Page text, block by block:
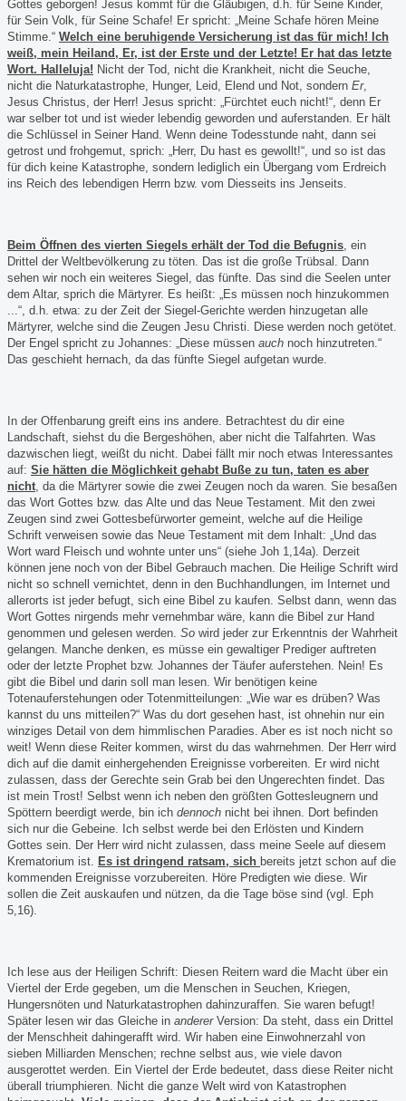
Gottes geborgen! Jesus kommt für die Gläubigen, d.h. für Seine Kinder,
für Sein Volk, für Seine Schafe! Er spricht: „Meine Schafe hören Meine
Stimme.“ Welch eine beruhigende Versicherung ist das für mich! Ich
weiß, mein Heiland, Er, ist der Erste und der Letzte! Er hat das letzte
Wort. Halleluja! Nicht der Tod, nicht die Krankheit, nicht die Seuche,
nicht die Naturkatastrophe, Hunger, Leid, Elend und Not, sondern Er,
Jesus Christus, der Herr! Jesus spricht: „Fürchtet euch nicht!“, denn Er
war selber tot und ist wieder lebendig geworden und auferstanden. Er hält
die Schlüssel in Seiner Hand. Wenn deine Todesstunde naht, dann sei
getrost und frohgemut, sprich: „Herr, Du hast es gewollt!“, und so ist das
für dich keine Katastrophe, sondern lediglich ein Übergang vom Erdreich
ins Reich des lebendigen Herrn bzw. vom Diesseits ins Jenseits.
Beim Öffnen des vierten Siegels erhält der Tod die Befugnis , ein
Drittel der Weltbevölkerung zu töten. Das ist die große Trübsal. Dann
sehen wir noch ein weiteres Siegel, das fünfte. Das sind die Seelen unter
dem Altar, sprich die Märtyrer. Es heißt: „Es müssen noch hinzukommen
...“, d.h. etwa: zu der Zeit der Siegel-Gerichte werden hinzugetan alle
Märtyrer, welche sind die Zeugen Jesu Christi. Diese werden noch getötet.
Der Engel spricht zu Johannes: „Diese müssen auch noch hinzutreten.“
Das geschieht hernach, da das fünfte Siegel aufgetan wurde.
In der Offenbarung greift eins ins andere. Betrachtest du dir eine
Landschaft, siehst du die Bergeshöhen, aber nicht die Talfahrten. Was
dazwischen liegt, weißt du nicht. Dabei fällt mir noch etwas Interessantes
auf: Sie hätten die Möglichkeit gehabt Buße zu tun, taten es aber
nicht da die Märtyrer sowie die zwei Zeugen noch da waren. Sie besaßen
das Wort Gottes bzw. das Alte und das Neue Testament. Mit den zwei
Zeugen sind zwei Gottesbefürworter gemeint, welche auf die Heilige
Schrift verweisen sowie das Neue Testament mit dem Inhalt: „Und das
Wort ward Fleisch und wohnte unter uns“ (siehe Joh 1,14a). Derzeit
können jene noch von der Bibel Gebrauch machen. Die Heilige Schrift wird
nicht so schnell vernichtet, denn in den Buchhandlungen, im Internet und
allerorts ist jeder befugt, sich eine Bibel zu kaufen. Selbst dann, wenn das
Wort Gottes nirgends mehr vernehmbar wäre, kann die Bibel zur Hand
genommen und gelesen werden. So wird jeder zur Erkenntnis der Wahrheit
gelangen. Manche denken, es müsse ein gewaltiger Prediger auftreten
oder der letzte Prophet bzw. Johannes der Täufer auferstehen. Nein! Es
gibt die Bibel und darin soll man lesen. Wir benötigen keine
Totenauferstehungen oder Totenmitteilungen: „Wie war es drüben? Was
kannst du uns mitteilen?“ Was du dort gesehen hast, ist ohnehin nur ein
winziges Detail von dem himmlischen Paradies. Aber es ist noch nicht so
weit! Wenn diese Reiter kommen, wirst du das wahrnehmen. Der Herr wird
dich auf die damit einhergehenden Ereignisse vorbereiten. Er wird nicht
zulassen, dass der Gerechte sein Grab bei den Ungerechten findet. Das
ist mein Trost! Selbst wenn ich neben den größten Gottesleugnern und
Spöttern beerdigt werde, bin ich dennoch nicht bei ihnen. Dort befinden
sich nur die Gebeine. Ich selbst werde bei den Erlösten und Kindern
Gottes sein. Der Herr wird nicht zulassen, dass meine Seele auf diesem
Krematorium ist.
Es ist dringend ratsam, sich bereits jetzt schon auf die
kommenden Ereignisse vorzubereiten. Höre Predigten wie diese. Wir
sollen die Zeit auskaufen und nützen, da die Tage böse sind (vgl. Eph
5,16).
Ich lese aus der Heiligen Schrift: Diesen Reitern ward die Macht über ein
Viertel der Erde gegeben, um die Menschen in Seuchen, Kriegen,
Hungersnöten und Naturkatastrophen dahinzuraffen. Sie waren befugt!
Später lesen wir das Gleiche in andererVersion: Da steht, dass ein Drittel
der Menschheit dahingerafft wird. Wir haben eine Einwohnerzahl von
sieben Milliarden Menschen; rechne selbst aus, wie viele davon
ausgerottet werden. Ein Viertel der Erde bedeutet, dass diese Reiter nicht
überall triumphieren. Nicht die ganze Welt wird von Katastrophen